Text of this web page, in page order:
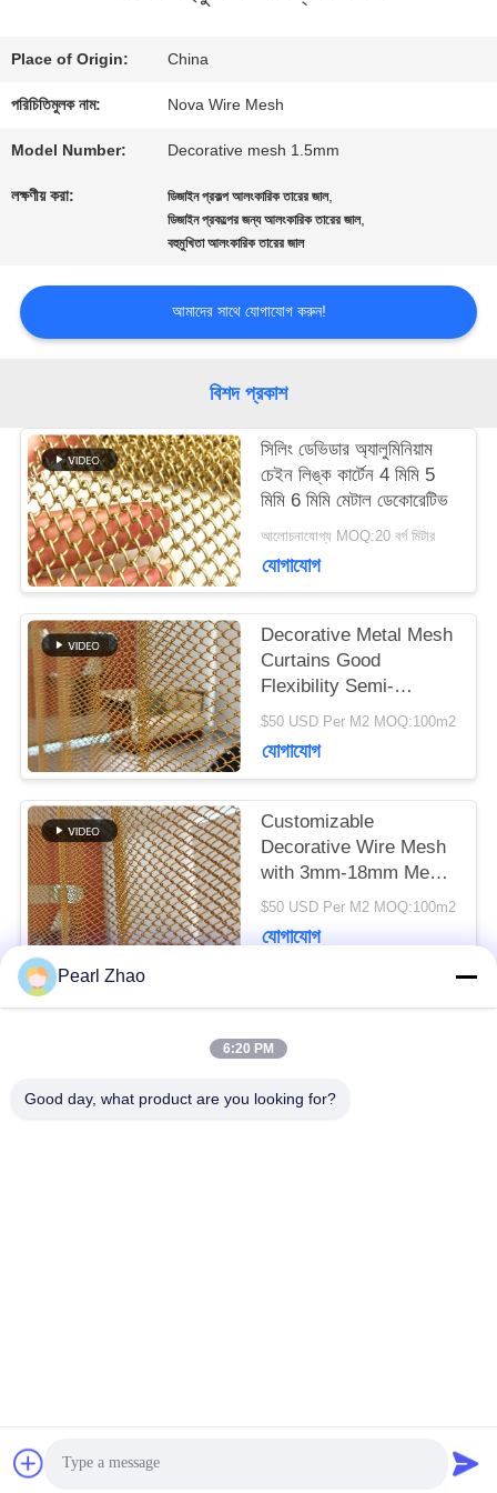
সম্বন্ধে
কারখানা
নিয়ন্ত্রণ
সাথে
যোগাযোগ
খবর
মামলা
SITEMAP
গোপনীয়তা
নীতি
Place of Origin: China
পরিচিতিমুলক নাম: Nova Wire Mesh
Model Number: Decorative mesh 1.5mm
লক্ষণীয় করা: ডিজাইন প্রকল্প আলংকারিক তারের জাল,
ডিজাইন প্রকল্পের জন্য আলংকারিক তারের জাল,
বহুমুখিতা আলংকারিক তারের জাল
আমাদের সাথে যোগাযোগ করুন!
বিশদ প্রকাশ
সিলিং ডেভিডার অ্যালুমিনিয়াম
চেইন লিঙ্ক কার্টেন 4 মিমি 5
মিমি 6 মিমি মেটাল ডেকোরেটিভ
আলোচনাযোগ্য MOQ:20 বর্গ মিটার
যোগাযোগ
Decorative Metal Mesh
Curtains Good
Flexibility Semi-
transparent For Your
Purpose
$50 USD Per M2 MOQ:100m2
যোগাযোগ
Customizable
Decorative Wire Mesh
with 3mm-18mm Mesh
Opening 0.5-2mm Wire
40%-85% Open Area
$50 USD Per M2 MOQ:100m2
যোগাযোগ
Pearl Zhao
6:20 PM
Good day, what product are you looking for?